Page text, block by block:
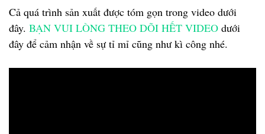
Cả quá trình sản xuất được tóm gọn trong video dưới
đây. BẠN VUI LÒNG THEO DÕI HẾT VIDEO dưới
đây để cảm nhận về sự tỉ mỉ cũng như kì công nhé.